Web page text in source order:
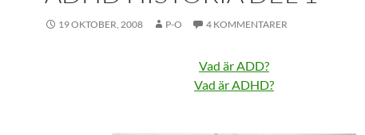
19 OKTOBER, 2008 P-O 4 KOMMENTARER
Vad är ADD?
Vad är ADHD?